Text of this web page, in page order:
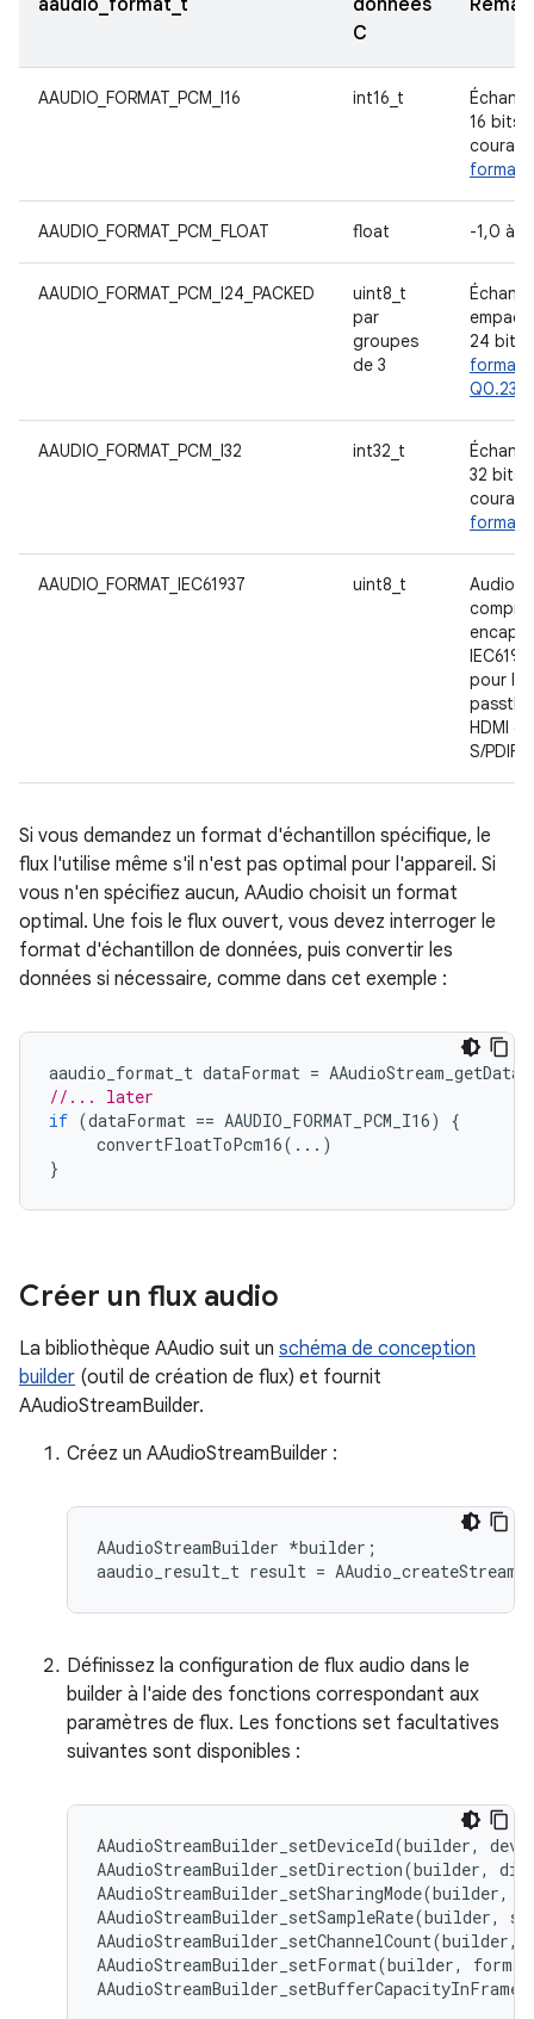
aaudio_format_t
données
C
AAUDIO_FORMAT_PCM_I16 int16_t
16 bits
format
AAUDIO_FORMAT_PCM_FLOAT float -1,0 à
AAUDIO_FORMAT_PCM_I24_PACKED
uint8_t
par
groupes
de 3
24 bits,
format
Q0.23
AAUDIO_FORMAT_PCM_I32 int32_t
32 bits
format
AAUDIO_FORMAT_IEC61937 uint8_t
Audio
pour le
HDMI ou
S/PDIF
Si vous demandez un format d'échantillon spécifique, le
flux l'utilise même s'il n'est pas optimal pour l'appareil. Si
vous n'en spécifiez aucun, AAudio choisit un format
optimal. Une fois le flux ouvert, vous devez interroger le
format d'échantillon de données, puis convertir les
données si nécessaire, comme dans cet exemple :
aaudio_format_t dataFormat =
//... later
if (dataFormat == AAUDIO_FORMAT_PCM_I16)
{
convertFloatToPcm16(...)
}
Créer un flux audio
La bibliothèque AAudio suit un schéma de conception
builder (outil de création de flux) et fournit
AAudioStreamBuilder.
Créez un AAudioStreamBuilder :
AAudioStreamBuilder *builder;
Définissez la configuration de flux audio dans le
builder à l'aide des fonctions correspondant aux
paramètres de flux. Les fonctions set facultatives
suivantes sont disponibles :
AAudioStreamBuilder_setDeviceId(builder,
AAudioStreamBuilder_setDirection(builder,
AAudioStreamBuilder_setSharingMode(builder,
AAudioStreamBuilder_setSampleRate(builder,
AAudioStreamBuilder_setChannelCount(builder,
AAudioStreamBuilder_setFormat(builder,